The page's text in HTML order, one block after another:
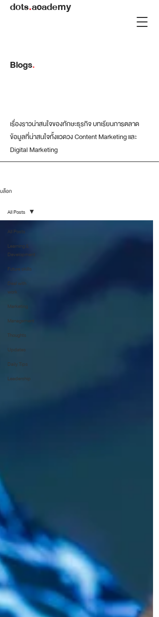
dots.academy
Blogs.
เรื่องราวน่าสนใจของทักษะธุรกิจ บทเรียนการตลาด
ข้อมูลที่น่าสนใจทั้งแวดวง Content Marketing และ
Digital Marketing
บล็อก
All Posts
Learning &
Development
Future skills
Deal with
work
Marketing
Management
Thoughts
Updates
Daily Tips
Leadership
All Posts